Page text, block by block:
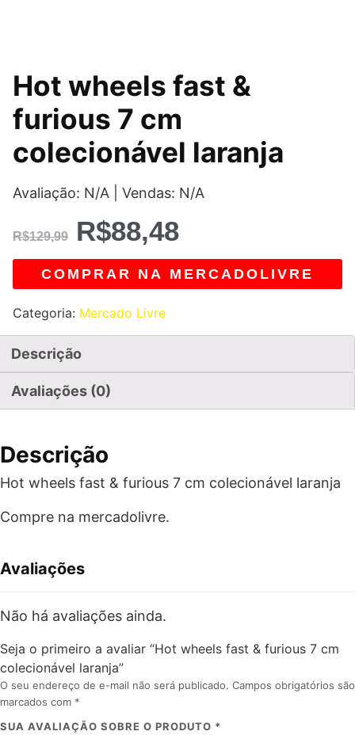
Hot wheels fast &
furious 7 cm
colecionável laranja
Avaliação: N/A | Vendas: N/A
R$129,99
O
preço
original
era:
R$129,99.
R$88,48
O
preço
atual
R$88,48.
COMPRAR NA MERCADOLIVRE
Categoria: Mercado Livre
Descrição
Avaliações (0)
Descrição
Hot wheels fast & furious 7 cm colecionável laranja
Compre na mercadolivre.
Avaliações
Não há avaliações ainda.
Seja o primeiro a avaliar “Hot wheels fast & furious 7 cm
colecionável laranja”
O seu endereço de e-mail não será publicado. Campos obrigatórios são
marcados com *
SUA AVALIAÇÃO SOBRE O PRODUTO *